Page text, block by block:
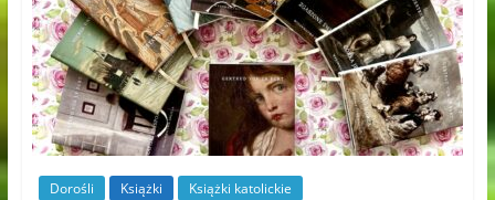
Dorośli Książki Książki katolickie